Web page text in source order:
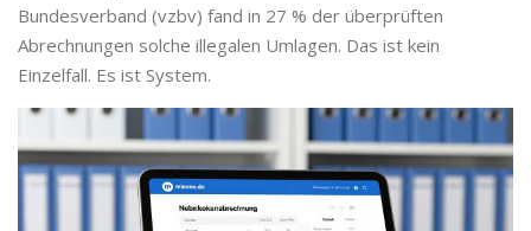
Bundesverband (vzbv) fand in 27 % der überprüften
Abrechnungen solche illegalen Umlagen. Das ist kein
Einzelfall. Es ist System.